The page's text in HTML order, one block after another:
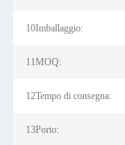
10Imballaggio:
11MOQ:
12Tempo di consegna:
13Porto: